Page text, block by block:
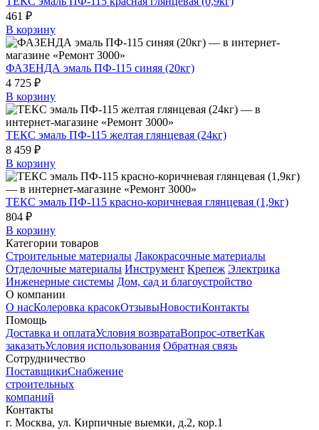
461 ₽
В корзину
ФАЗЕНДА эмаль ПФ-115 синяя (20кг)
4 725 ₽
В корзину
ТЕКС эмаль ПФ-115 желтая глянцевая (24кг)
8 459 ₽
В корзину
ТЕКС эмаль ПФ-115 красно-коричневая глянцевая (1,9кг)
804 ₽
В корзину
Категории товаров
Строительные материалы Лакокрасочные материалы
Отделочные материалы Инструмент Крепеж Электрика
Инженерные системы Дом, сад и благоустройство
О компании
О насКолеровка красокОтзывыНовостиКонтакты
Помощь
Доставка и оплатаУсловия возвратаВопрос-ответКак
заказатьУсловия использования Обратная связь
Сотрудничество
ПоставщикиСнабжение
строительных
компаний
Контакты
г. Москва, ул. Кирпичные выемки, д.2, кор.1